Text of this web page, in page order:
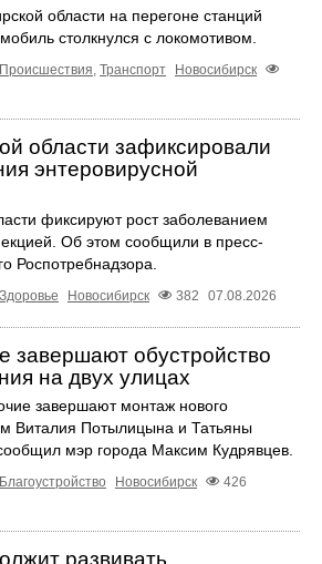
области на перегоне станций
столкнулся с локомотивом.
Происшествия, Транспорт
Новосибирск
области зафиксировали
энтеровирусной
фиксируют рост заболеванием
Об этом сообщили в пресс-
Роспотребнадзора.
Здоровье Новосибирск 382 07.08.2026
завершают обустройство
на двух улицах
завершают монтаж нового
Виталия Потылицына и Татьяны
мэр города Максим Кудрявцев.
Благоустройство Новосибирск
426
развивать